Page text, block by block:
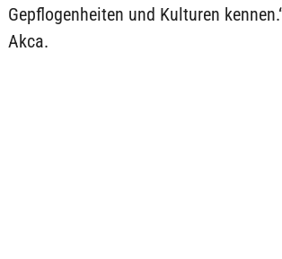
Gepflogenheiten und Kulturen
Akca.